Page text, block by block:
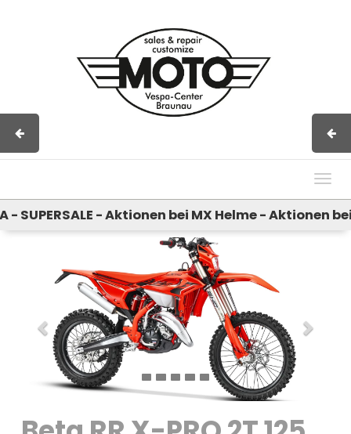
- Aktionen bei MX Helme - Aktionen